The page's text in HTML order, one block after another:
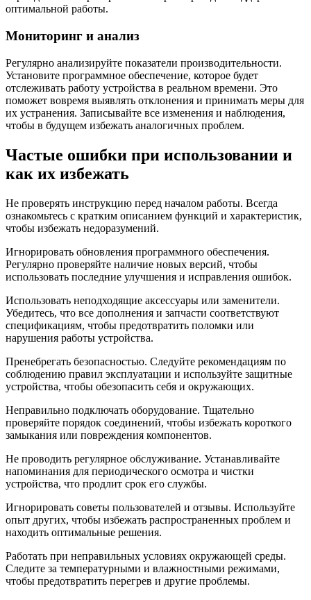
оптимальной работы.
Мониторинг и анализ
Регулярно анализируйте показатели производительности.
Установите программное обеспечение, которое будет
отслеживать работу устройства в реальном времени. Это
поможет вовремя выявлять отклонения и принимать меры для
их устранения. Записывайте все изменения и наблюдения,
чтобы в будущем избежать аналогичных проблем.
Частые ошибки при использовании и
как их избежать
Не проверять инструкцию перед началом работы. Всегда
ознакомьтесь с кратким описанием функций и характеристик,
чтобы избежать недоразумений.
Игнорировать обновления программного обеспечения.
Регулярно проверяйте наличие новых версий, чтобы
использовать последние улучшения и исправления ошибок.
Использовать неподходящие аксессуары или заменители.
Убедитесь, что все дополнения и запчасти соответствуют
спецификациям, чтобы предотвратить поломки или
нарушения работы устройства.
Пренебрегать безопасностью. Следуйте рекомендациям по
соблюдению правил эксплуатации и используйте защитные
устройства, чтобы обезопасить себя и окружающих.
Неправильно подключать оборудование. Тщательно
проверяйте порядок соединений, чтобы избежать короткого
замыкания или повреждения компонентов.
Не проводить регулярное обслуживание. Устанавливайте
напоминания для периодического осмотра и чистки
устройства, что продлит срок его службы.
Игнорировать советы пользователей и отзывы. Используйте
опыт других, чтобы избежать распространенных проблем и
находить оптимальные решения.
Работать при неправильных условиях окружающей среды.
Следите за температурными и влажностными режимами,
чтобы предотвратить перегрев и другие проблемы.